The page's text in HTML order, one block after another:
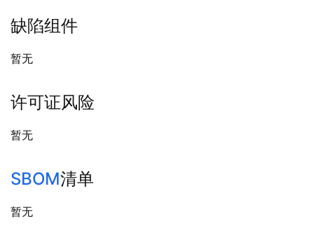
缺陷组件
暂无
许可证风险
暂无
SBOM清单
暂无